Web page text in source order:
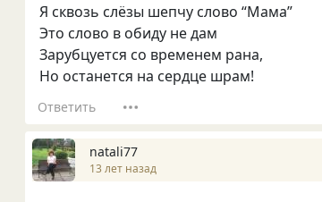
Я сквозь слёзы шепчу слово “Мама”
Это слово в обиду не дам
Зарубцуется со временем рана,
Но останется на сердце шрам!
Ответить
natali77
13 лет назад